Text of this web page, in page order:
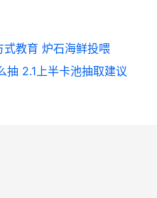
教育 炉石海鲜投喂
抽 2.1上半卡池抽取建议